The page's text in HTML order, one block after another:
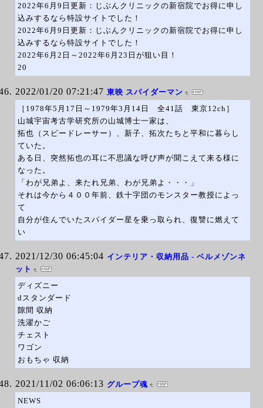
2022年6月9日更新：じぶんクリニックの新宿院でお得に申し
込みするなら特設サイトでした！
2022年6月9日更新：じぶんクリニックの新宿院でお得に申し
込みするなら特設サイトでした！
2022年6月2日～2022年6月23日が狙い目！
20
2022/01/20 07:21:47 東映 スパイダーマン
［1978年5月17日～1979年3月14日 全41話 東京12ch］
山城宇宙考古学研究所の山城博士一家は、
拓也（スピードレーサー）、新子、拓次たちと平和に暮らし
ていた。
ある日、突然拓也の耳に不思議な呼び声が聞こえて来る様に
なった。
「わが兄弟よ、来たれ兄弟、わが兄弟よ・・・」
それは今から４００年前、鉄十字団のモンスター教授によっ
て
自分が住んでいたスパイダー星を乗っ取られ、復讐に燃えて
い
2021/12/30 06:45:04 インテリア・収納用品 - ベルメゾンネ
ット
ディズニー
dスタンダード
隙間 収納
洗濯かご
チェスト
ワゴン
おもちゃ 収納
2021/11/02 06:06:13 グループ魂
NEWS